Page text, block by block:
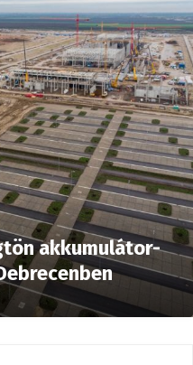
akkumulátor-